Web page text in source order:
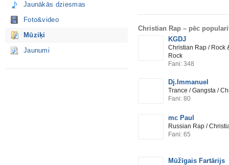
Jaunākās dziesmas
Foto&video
Mūziķi
Jaunumi
Christian Rap – pēc
KGDJ
Christian Rap / Rock
Rock
Fani: 348
Dj.Immanuel
Trance / Gangsta /
Fani: 80
mc Paul
Russian Rap /
Fani: 65
Mūžīgais Fartārijs